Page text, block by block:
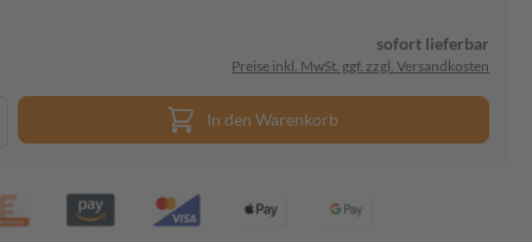
sofort lieferbar
Preise inkl. MwSt. ggf. zzgl. Versandkosten
In den Warenkorb